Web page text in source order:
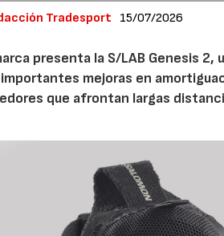
Tradesport 15/07/2026
presenta la S/LAB Genesis
mejoras en
que afrontan largas